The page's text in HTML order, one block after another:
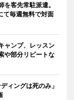
客先常駐派遣。
毎週無料で対面
ャンプ、レッスン
や部分リピートな
ィングは死のみ」